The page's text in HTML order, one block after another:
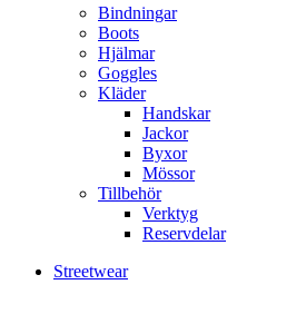
Bindningar
Boots
Hjälmar
Goggles
Kläder
Handskar
Jackor
Byxor
Mössor
Tillbehör
Verktyg
Reservdelar
Streetwear